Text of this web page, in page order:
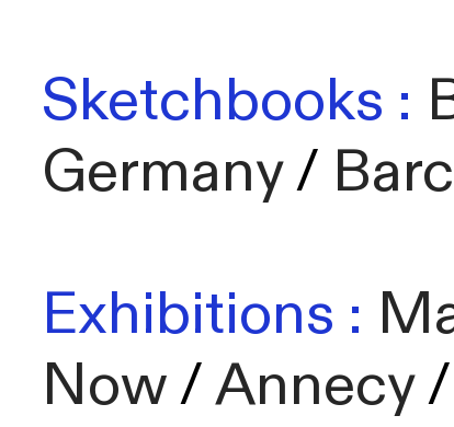
Sketchbooks :
Germany/
Exhibitions :
Now/Annecy/